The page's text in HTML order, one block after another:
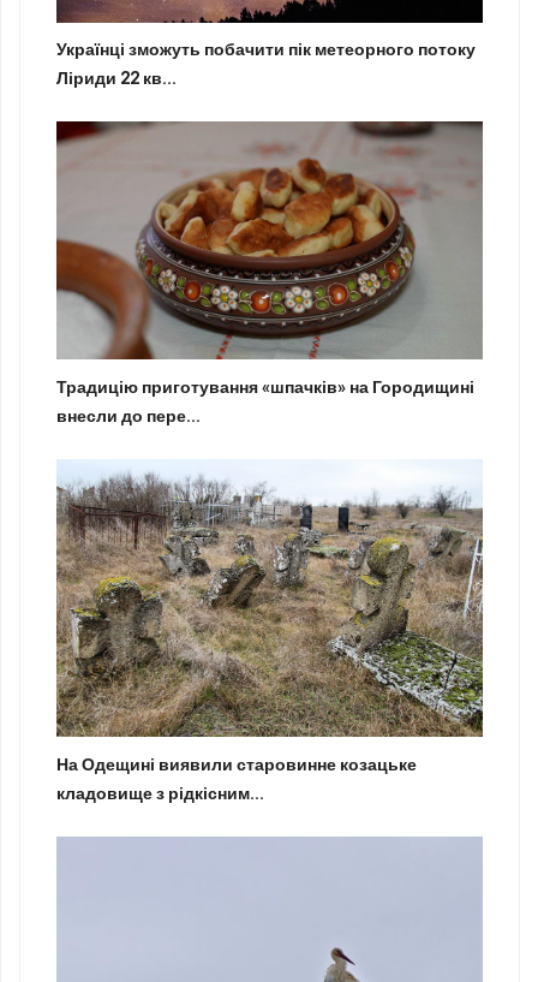
Українці зможуть побачити пік метеорного потоку
Ліриди 22 кв...
Традицію приготування «шпачків» на Городищині
внесли до пере...
На Одещині виявили старовинне козацьке
кладовище з рідкісним...